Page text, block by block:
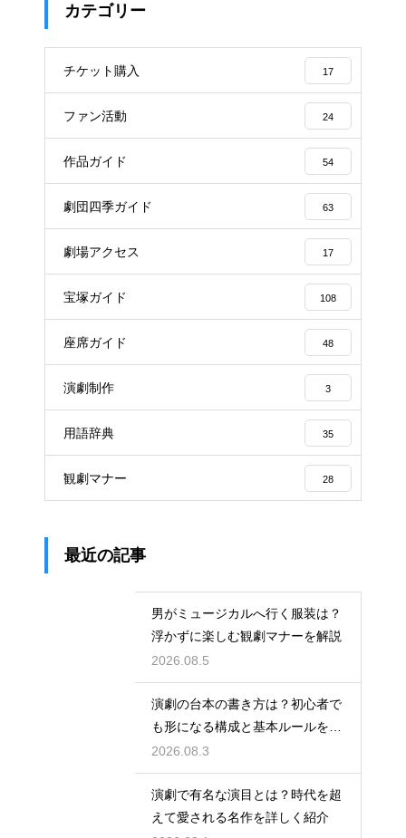
カテゴリー
チケット購入 17
ファン活動 24
作品ガイド 54
劇団四季ガイド 63
劇場アクセス 17
宝塚ガイド 108
座席ガイド 48
演劇制作 3
用語辞典 35
観劇マナー 28
最近の記事
男がミュージカルへ行く服装は？
浮かずに楽しむ観劇マナーを解説
2026.08.5
演劇の台本の書き方は？初心者で
も形になる構成と基本ルールを解
説
2026.08.3
演劇で有名な演目とは？時代を超
えて愛される名作を詳しく紹介